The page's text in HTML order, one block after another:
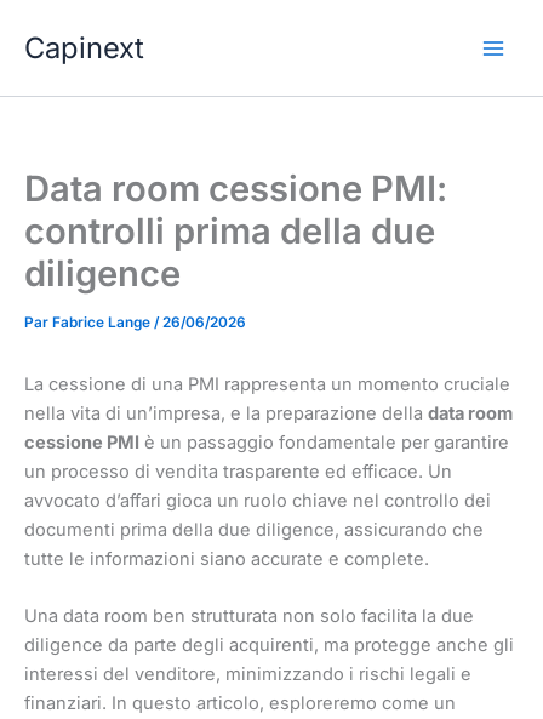
contenu
Capinext
Data room cessione PMI:
controlli prima della due
diligence
Par Fabrice Lange /26/06/2026
La cessione di una PMI rappresenta un momento cruciale
nella vita di un’impresa, e la preparazione della data room
cessione PMI è un passaggio fondamentale per garantire
un processo di vendita trasparente ed efficace. Un
avvocato d’affari gioca un ruolo chiave nel controllo dei
documenti prima della due diligence, assicurando che
tutte le informazioni siano accurate e complete.
Una data room ben strutturata non solo facilita la due
diligence da parte degli acquirenti, ma protegge anche gli
interessi del venditore, minimizzando i rischi legali e
finanziari. In questo articolo, esploreremo come un